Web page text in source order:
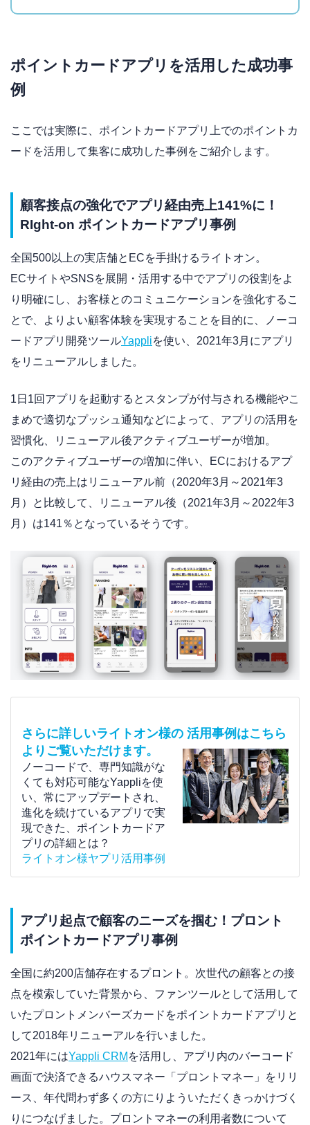
ポイントカードアプリを活用した成功事
例
ここでは実際に、ポイントカードアプリ上でのポイントカ
ードを活用して集客に成功した事例をご紹介します。
顧客接点の強化でアプリ経由売上141%に！
RIght-on ポイントカードアプリ事例
全国500以上の実店舗とECを手掛けるライトオン。
ECサイトやSNSを展開・活用する中でアプリの役割をよ
り明確にし、お客様とのコミュニケーションを強化するこ
とで、よりよい顧客体験を実現することを目的に、ノーコ
ードアプリ開発ツールYappliを使い、2021年3月にアプリ
をリニューアルしました。
1日1回アプリを起動するとスタンプが付与される機能やこ
まめで適切なプッシュ通知などによって、アプリの活用を
習慣化、リニューアル後アクティブユーザーが増加。
このアクティブユーザーの増加に伴い、ECにおけるアプ
リ経由の売上はリニューアル前（2020年3月～2021年3
月）と比較して、リニューアル後（2021年3月～2022年3
月）は141％となっているそうです。
さらに詳しいライトオン様の 活用事例はこちら
よりご覧いただけます。
ノーコードで、専門知識がな
くても対応可能なYappliを使
い、常にアップデートされ、
進化を続けているアプリで実
現できた、ポイントカードア
プリの詳細とは？
ライトオン様ヤプリ活用事例
アプリ起点で顧客のニーズを掴む！プロント
ポイントカードアプリ事例
全国に約200店舗存在するプロント。次世代の顧客との接
点を模索していた背景から、ファンツールとして活用して
いたプロントメンバーズカードをポイントカードアプリと
して2018年リニューアルを行いました。
2021年にはYappli CRM を活用し、アプリ内のバーコード
画面で決済できるハウスマネー「プロントマネー」をリリ
ース、年代問わず多くの方にりよういただくきっかけづく
りにつなげました。プロントマネーの利用者数について